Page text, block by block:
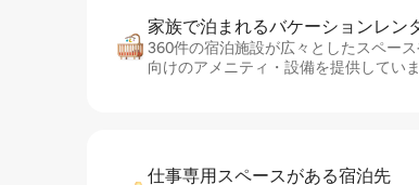
家族で泊まれるバ⁠ケ⁠ー⁠シ⁠ョ⁠ンレ⁠ン⁠
360件の宿泊施設が広々としたスペー
向けのアメニティ・設備を提供してい
仕事専用ス⁠ペ⁠ー⁠スがあ⁠る宿⁠泊⁠先